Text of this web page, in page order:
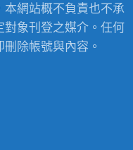
網站概不負責也不承
象刊登之媒介。任何
除帳號與內容。